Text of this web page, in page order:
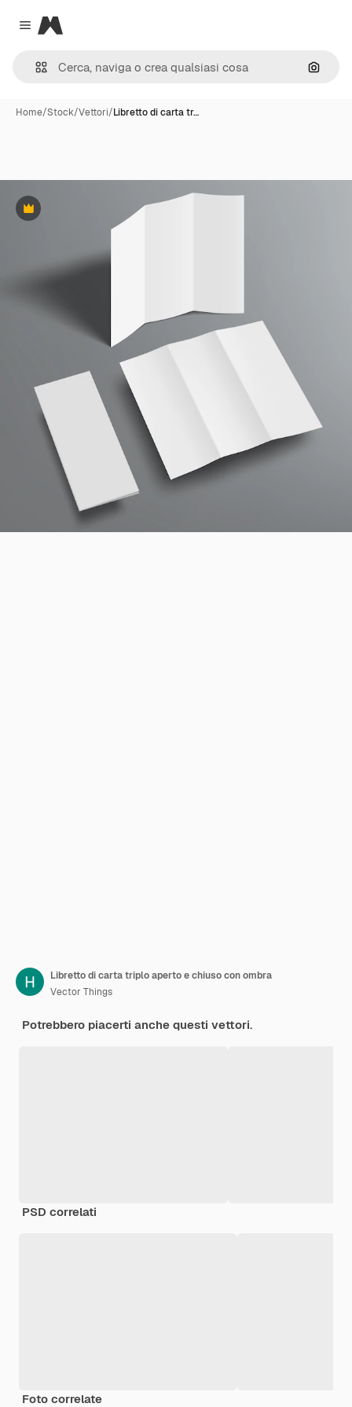
Close menu
Magnific
Cerca
Home/Stock/Vettori/Libretto di carta tr…
Premium
Libretto di carta triplo aperto e chiuso con ombra
Vector Things
Potrebbero piacerti anche questi vettori.
PSD correlati
Foto correlate